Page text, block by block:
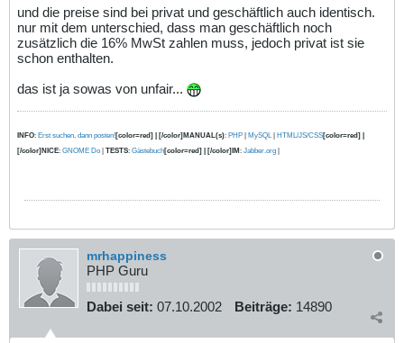
und die preise sind bei privat und geschäftlich auch identisch.
nur mit dem unterschied, dass man geschäftlich noch
zusätzlich die 16% MwSt zahlen muss, jedoch privat ist sie
schon enthalten.
das ist ja sowas von unfair...
INFO: Erst suchen, dann posten![color=red] | [/color]MANUAL(s): PHP MySQL| HTML/JS/CSS[color=red] |
[/color]NICE: GNOME Do TESTS: Gästebuch[color=red] | [/color]IM : Jabber.org
mrhappiness
PHP Guru
Dabei seit: 07.10.2002 Beiträge: 14890